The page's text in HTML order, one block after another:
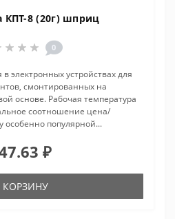
КПТ-8 (20г) шприц
0
электронных устройствах для
смонтированных на
основе. Рабочая температура
соотношение цена/
особенно популярной...
₽
КОРЗИНУ